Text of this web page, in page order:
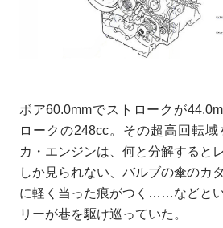
ボア60.0mmでストロークが
ロークの248cc。その超高回転
カ・エンジンは、何と分解すると
しか見られない、バルブの傘のカ
に軽く当った痕がつく……などと
リーが巷を駆け巡っていた。